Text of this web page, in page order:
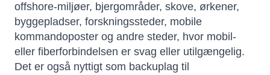
offshore-miljøer, bjergområder, skove, ørkener,
byggepladser, forskningssteder, mobile
kommandoposter og andre steder, hvor mobil-
eller fiberforbindelsen er svag eller utilgængelig.
Det er også nyttigt som backuplag til